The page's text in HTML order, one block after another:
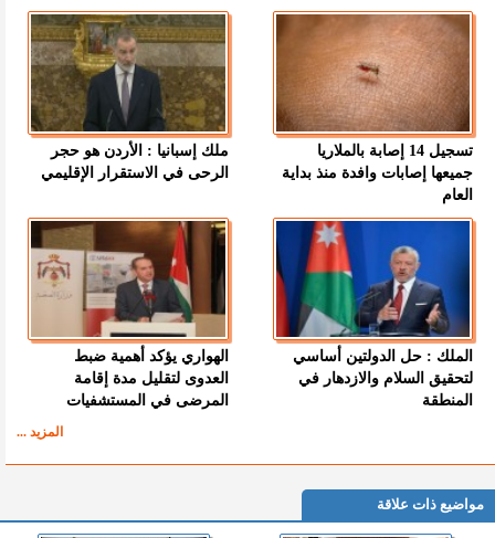
تسجيل 14 إصابة بالملاريا
جميعها إصابات وافدة منذ بداية
العام
ملك إسبانيا : الأردن هو حجر
الرحى في الاستقرار الإقليمي
الملك : حل الدولتين أساسي
لتحقيق السلام والازدهار في
المنطقة
الهواري يؤكد أهمية ضبط
العدوى لتقليل مدة إقامة
المرضى في المستشفيات
المزيد ...
مواضيع ذات علاقة